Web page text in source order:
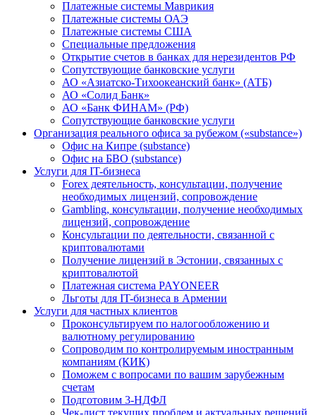
Платежные системы Маврикия
Платежные системы ОАЭ
Платежные системы США
Специальные предложения
Открытие счетов в банках для нерезидентов РФ
Сопутствующие банковские услуги
АО «Азиатско-Тихоокеанский банк» (АТБ)
АО «Солид Банк»
АО «Банк ФИНАМ» (РФ)
Сопутствующие банковские услуги
Организация реального офиса за рубежом («substance»)
Офис на Кипре (substance)
Офис на БВО (substance)
Услуги для IT-бизнеса
Forex деятельность, консультации, получение
необходимых лицензий, сопровождение
Gambling, консультации, получение необходимых
лицензий, сопровождение
Консультации по деятельности, связанной с
криптовалютами
Получение лицензий в Эстонии, связанных с
криптовалютой
Платежная система PAYONEER
Льготы для IT-бизнеса в Армении
Услуги для частных клиентов
Проконсультируем по налогообложению и
валютному регулированию
Сопроводим по контролируемым иностранным
компаниям (КИК)
Поможем с вопросами по вашим зарубежным
счетам
Подготовим 3-НДФЛ
Чек-лист текущих проблем и актуальных решений